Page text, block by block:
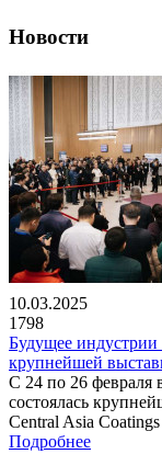
Новости
10.03.2025
1798
Будущее
крупнейшей
С 24 по 26
состоялась
Central Asia
Подробнее